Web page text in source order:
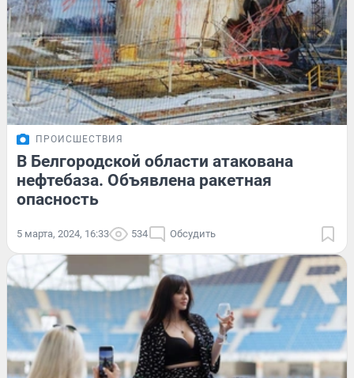
ПРОИСШЕСТВИЯ
В Белгородской области атакована
нефтебаза. Объявлена ракетная
опасность
5 марта, 2024, 16:33 534 Обсудить